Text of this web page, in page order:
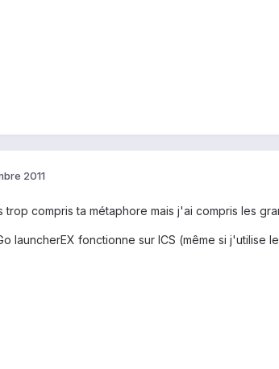
2011
trop compris ta métaphore mais j'ai compris les
launcherEX fonctionne sur ICS (même si j'utilise